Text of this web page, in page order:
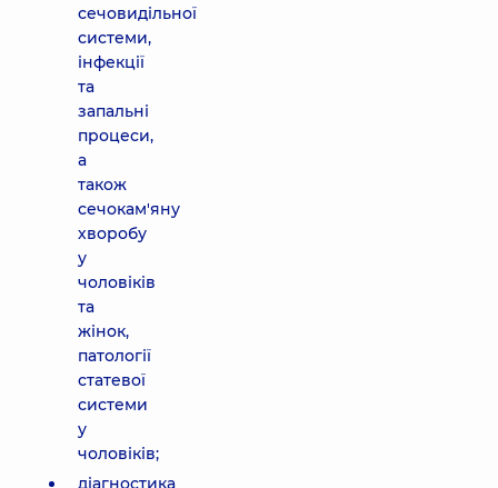
сечовидільної
системи,
інфекції
та
запальні
процеси,
а
також
сечокам'яну
хворобу
у
чоловіків
та
жінок,
патології
статевої
системи
у
чоловіків;
діагностика